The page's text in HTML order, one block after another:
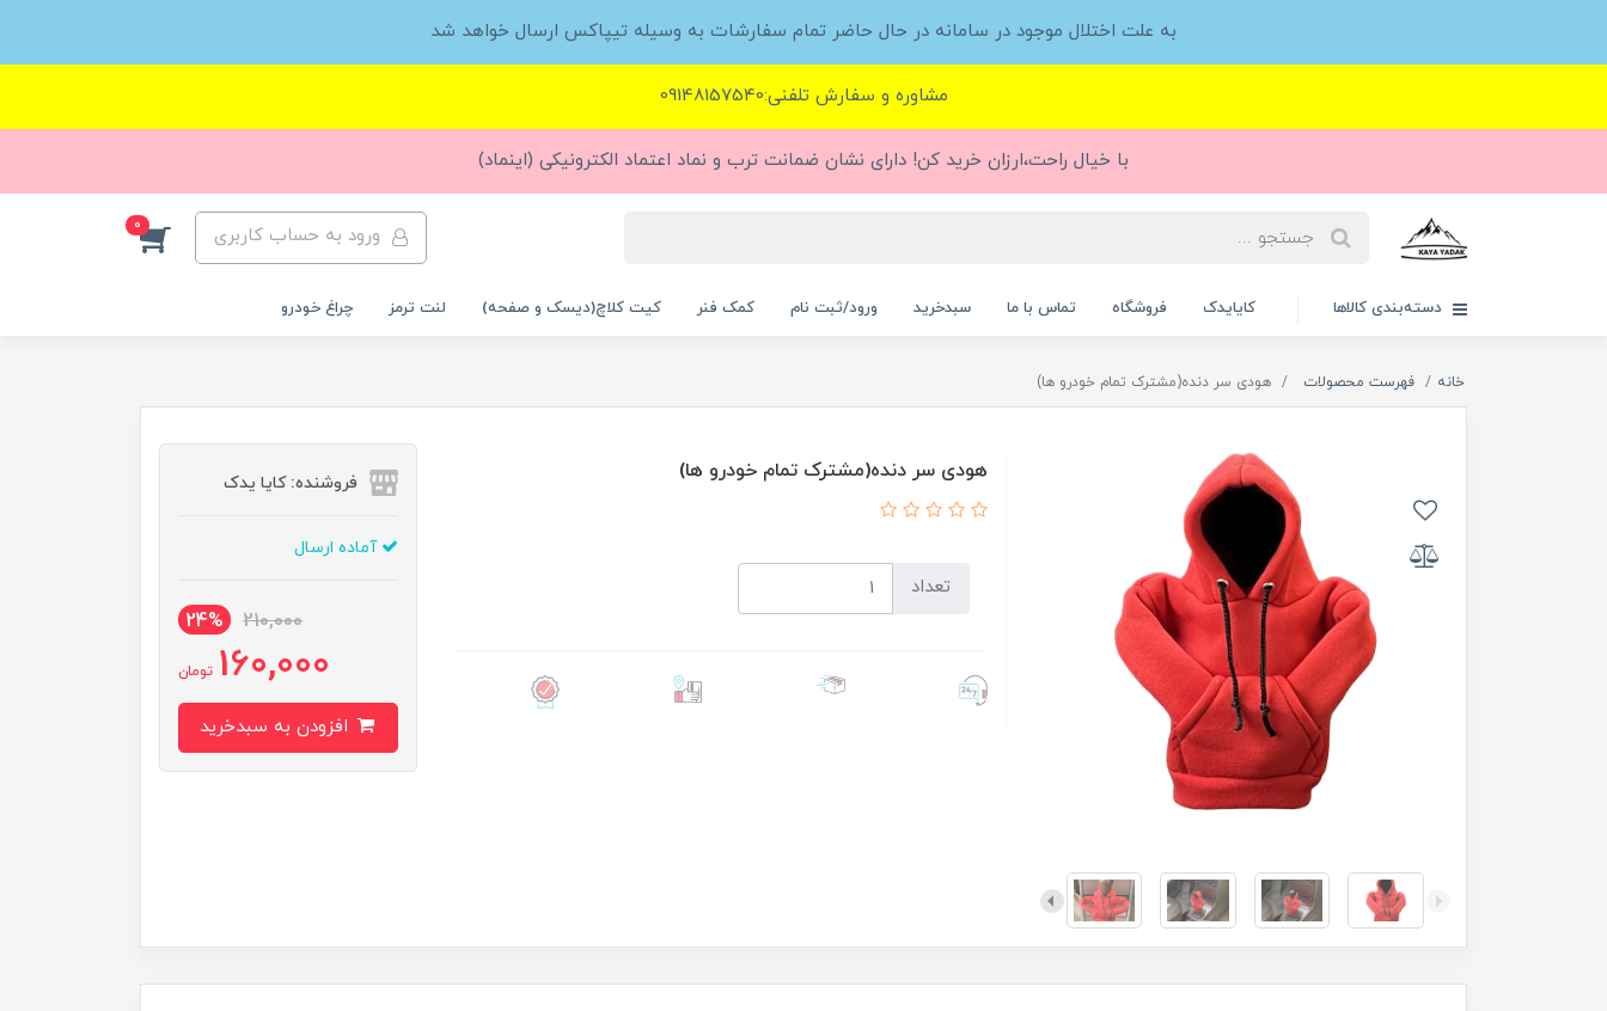
به علت اختلال موجود در سامانه در حال حاضر تمام سفارشات به وسیله تیپاکس ارسال خواهد شد
مشاوره و سفارش تلفنی:09148157540
با خیال راحت،ارزان خرید کن! دارای نشان ضمانت ترب و نماد اعتماد الکترونیکی (اینماد)
ورود به حساب کاربری 0
دسته‌بندی کالاها کایایدک فروشگاه تماس با ما سبدخرید ورود/ثبت نام کمک فنر کیت کلاچ(دیسک و صفحه) لنت ترمز چراغ خودرو
خانه فهرست محصولات هودی سر دنده(مشترک تمام خودرو ها)
هودی سر دنده(مشترک تمام خودرو ها)
تعداد
فروشنده: کایا یدک
آماده ارسال
210,000
24%
160,000 تومان